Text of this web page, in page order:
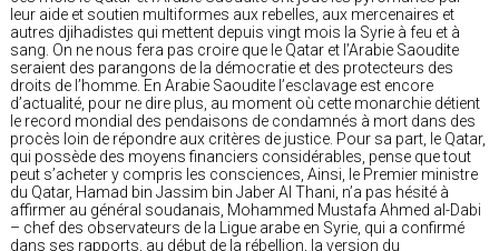
leur aide et soutien multiformes aux rebelles, aux mercenaires et
autres djihadistes qui mettent depuis vingt mois la Syrie à feu et à
sang. On ne nous fera pas croire que le Qatar et l’Arabie Saoudite
seraient des parangons de la démocratie et des protecteurs des
droits de l’homme. En Arabie Saoudite l’esclavage est encore
d’actualité, pour ne dire plus, au moment où cette monarchie détient
le record mondial des pendaisons de condamnés à mort dans des
procès loin de répondre aux critères de justice. Pour sa part, le Qatar,
qui possède des moyens financiers considérables, pense que tout
peut s’acheter y compris les consciences, Ainsi, le Premier ministre
du Qatar, Hamad bin Jassim bin Jaber Al Thani, n’a pas hésité à
affirmer au général soudanais, Mohammed Mustafa Ahmed al-Dabi
– chef des observateurs de la Ligue arabe en Syrie, qui a confirmé
dans ses rapports, au début de la rébellion, la version du